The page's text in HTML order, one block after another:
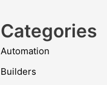
Categories
Automation
Builders